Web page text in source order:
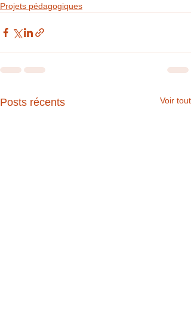
Projets pédagogiques
Posts récents Voir tout